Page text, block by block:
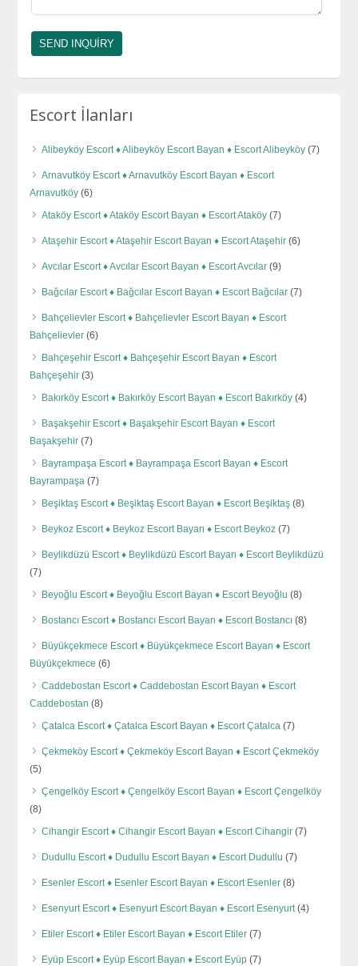
Escort İlanları
Alibeyköy Escort ♦️ Alibeyköy Escort Bayan ♦️ Escort Alibeyköy (7)
Arnavutköy Escort ♦️ Arnavutköy Escort Bayan ♦️ Escort
Arnavutköy (6)
Ataköy Escort ♦️ Ataköy Escort Bayan ♦️ Escort Ataköy (7)
Ataşehir Escort ♦️ Ataşehir Escort Bayan ♦️ Escort Ataşehir (6)
Avcılar Escort ♦️ Avcılar Escort Bayan ♦️ Escort Avcılar (9)
Bağcılar Escort ♦️ Bağcılar Escort Bayan ♦️ Escort Bağcılar (7)
Bahçelievler Escort ♦️ Bahçelievler Escort Bayan ♦️ Escort
Bahçelievler (6)
Bahçeşehir Escort ♦️ Bahçeşehir Escort Bayan ♦️ Escort
Bahçeşehir (3)
Bakırköy Escort ♦️ Bakırköy Escort Bayan ♦️ Escort Bakırköy (4)
Başakşehir Escort ♦️ Başakşehir Escort Bayan ♦️ Escort
Başakşehir (7)
Bayrampaşa Escort ♦️ Bayrampaşa Escort Bayan ♦️ Escort
Bayrampaşa (7)
Beşiktaş Escort ♦️ Beşiktaş Escort Bayan ♦️ Escort Beşiktaş (8)
Beykoz Escort ♦️ Beykoz Escort Bayan ♦️ Escort Beykoz (7)
Beylikdüzü Escort ♦️ Beylikdüzü Escort Bayan ♦️ Escort Beylikdüzü
(7)
Beyoğlu Escort ♦️ Beyoğlu Escort Bayan ♦️ Escort Beyoğlu (8)
Bostancı Escort ♦️ Bostancı Escort Bayan ♦️ Escort Bostancı (8)
Büyükçekmece Escort ♦️ Büyükçekmece Escort Bayan ♦️ Escort
Büyükçekmece (6)
Caddebostan Escort ♦️ Caddebostan Escort Bayan ♦️ Escort
Caddebostan (8)
Çatalca Escort ♦️ Çatalca Escort Bayan ♦️ Escort Çatalca (7)
Çekmeköy Escort ♦️ Çekmeköy Escort Bayan ♦️ Escort Çekmeköy
(5)
Çengelköy Escort ♦️ Çengelköy Escort Bayan ♦️ Escort Çengelköy
(8)
Cihangir Escort ♦️ Cihangir Escort Bayan ♦️ Escort Cihangir (7)
Dudullu Escort ♦️ Dudullu Escort Bayan ♦️ Escort Dudullu (7)
Esenler Escort ♦️ Esenler Escort Bayan ♦️ Escort Esenler (8)
Esenyurt Escort ♦️ Esenyurt Escort Bayan ♦️ Escort Esenyurt(4)
Etiler Escort ♦️ Etiler Escort Bayan ♦️ Escort Etiler (7)
Eyüp Escort ♦️ Eyüp Escort Bayan ♦️ Escort Eyüp (7)